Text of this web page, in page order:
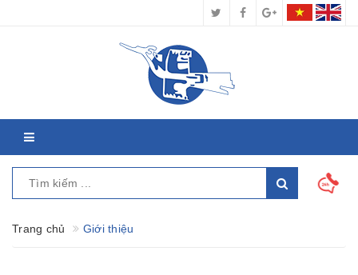
Trang chủ Giới thiệu